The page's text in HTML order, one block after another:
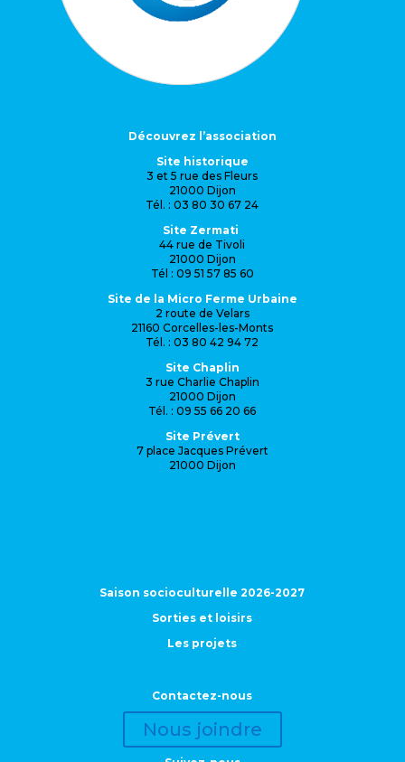
Découvrez l’association
Site historique
3 et 5 rue des Fleurs
21000 Dijon
Tél. : 03 80 30 67 24
Site Zermati
44 rue de Tivoli
21000 Dijon
Tél : 09 51 57 85 60
Site de la Micro Ferme Urbaine
2 route de Velars
21160 Corcelles-les-Monts
Tél. : 03 80 42 94 72
Site Chaplin
3 rue Charlie Chaplin
21000 Dijon
Tél. : 09 55 66 20 66
Site Prévert
7 place Jacques Prévert
21000 Dijon
Saison socioculturelle 2026-2027
Sorties et loisirs
Les projets
Contactez-nous
Nous joindre